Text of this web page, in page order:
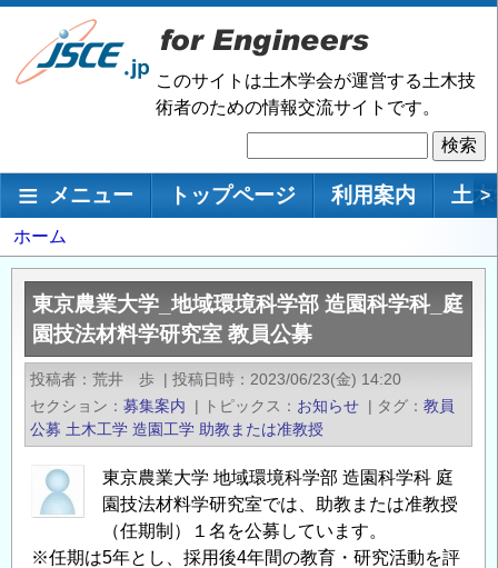
メ
ン
移
このサイトは土木学会が運営する土木技
術者のための情報交流サイトです。
索
メインナビゲーション
メニュー トップページ 利用案内 土 >
パ
ン
く
ず
ホーム
東京農業大学_地域環境科学部 造園科学科_庭
園技法材料学研究室 教員公募
投稿者 荒井 歩 | 投稿日時
2023/06/23(金) 14:20
セクション
募集案内 | トピックス お知らせ | タグ
教員
公募 土木工学 造園工学 助教または准教授
東京農業大学 地域環境科学部 造園科学科 庭
園技法材料学研究室では、助教または准教授
（任期制）１名を公募しています。
※任期は5年とし、採用後4年間の教育・研究活動を評